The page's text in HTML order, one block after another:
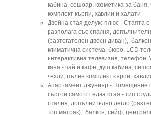
кабина, сешоар, козметика за баня,
комплект кърпи, хавлии и халати
Двойна стая делукс плюс - Стаята
разполага със спалня,
(разтегателен двоен диван),
климатична система, бюро, LCD
интерактивна телевизия, телефон,
кана - чай и кафе, душ кабина,
чехли, пълен комплект кърпи,
Апартамент джуниър -
състои само от една стая - тип
спалня, допълнително легло
топ матрак), балкон, сейф,